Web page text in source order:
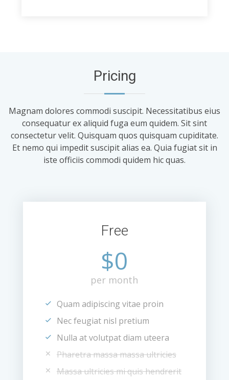
Pricing
Magnam dolores commodi suscipit. Necessitatibus eius
consequatur ex aliquid fuga eum quidem. Sit sint
consectetur velit. Quisquam quos quisquam cupiditate.
Et nemo qui impedit suscipit alias ea. Quia fugiat sit in
iste officiis commodi quidem hic quas.
Free
$0
per month
Quam adipiscing vitae proin
Nec feugiat nisl pretium
Nulla at volutpat diam uteera
Pharetra massa massa ultricies
Massa ultricies mi quis hendrerit